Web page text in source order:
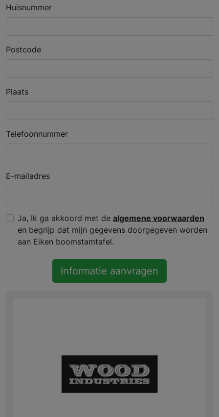
Huisnummer
Postcode
Plaats
Telefoonnummer
E-mailadres
Ja, Ik ga akkoord met de algemene voorwaarden
en begrijp dat mijn gegevens doorgegeven worden
aan Eiken boomstamtafel.
Informatie aanvragen